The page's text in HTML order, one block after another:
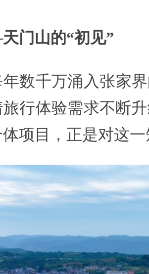
门山的“初见”
年数千万涌入张家
行体验需求不断
项目，正是对这